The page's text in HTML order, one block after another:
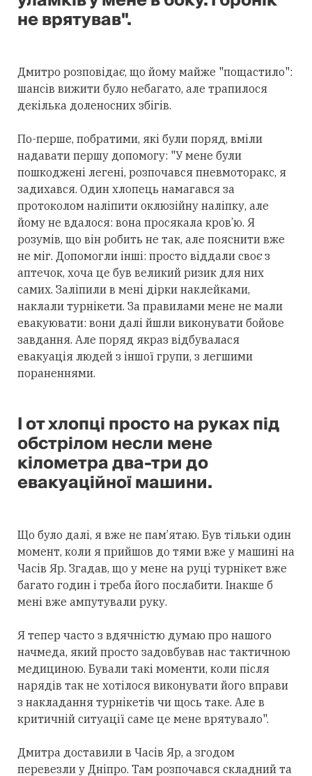
не врятував".
Дмитро розповідає, що йому майже "пощастило":
шансів вижити було небагато, але трапилося
декілька доленосних збігів.
По-перше, побратими, які були поряд, вміли
надавати першу допомогу: "У мене були
пошкоджені легені, розпочався пневмоторакс, я
задихався. Один хлопець намагався за
протоколом наліпити оклюзійну наліпку, але
йому не вдалося: вона просякала кров’ю. Я
розумів, що він робить не так, але пояснити вже
не міг. Допомогли інші: просто віддали своє з
аптечок, хоча це був великий ризик для них
самих. Заліпили в мені дірки наклейками,
наклали турнікети. За правилами мене не мали
евакуювати: вони далі йшли виконувати бойове
завдання. Але поряд якраз відбувалася
евакуація людей з іншої групи, з легшими
пораненнями.
І от хлопці просто на руках під
обстрілом несли мене
кілометра два-три до
евакуаційної машини.
Що було далі, я вже не пам’ятаю. Був тільки один
момент, коли я прийшов до тями вже у машині на
Часів Яр. Згадав, що у мене на руці турнікет вже
багато годин і треба його послабити. Інакше б
мені вже ампутували руку.
Я тепер часто з вдячністю думаю про нашого
начмеда, який просто задовбував нас тактичною
медициною. Бували такі моменти, коли після
нарядів так не хотілося виконувати його вправи
з накладання турнікетів чи щось таке. Але в
критичній ситуації саме це мене врятувало".
Дмитра доставили в Часів Яр, а згодом
перевезли у Дніпро. Там розпочався складний та